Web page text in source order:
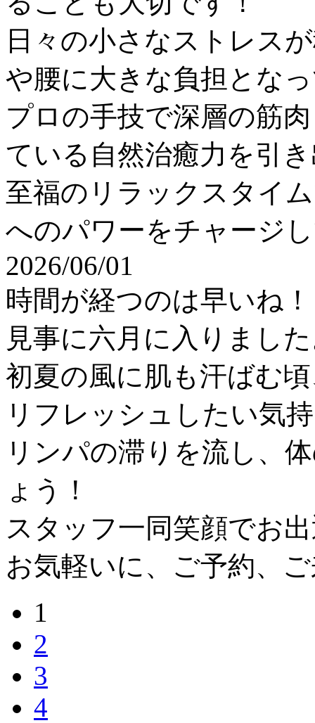
日々の小さなストレス
や腰に大きな負担とな
プロの手技で深層の筋
ている自然治癒力を引
至福のリラックスタイ
へのパワーをチャージ
2026/06/01
時間が経つのは早いね！
見事に六月に入りまし
初夏の風に肌も汗ばむ
リフレッシュしたい気
リンパの滞りを流し、
ょう！
スタッフ一同笑顔でお
お気軽いに、ご予約、
1
2
3
4